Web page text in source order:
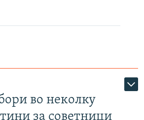
во неколку
за советници